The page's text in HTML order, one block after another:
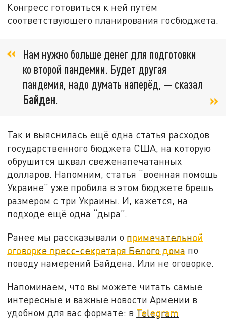
Конгресс готовиться к ней путём
соответствующего планирования госбюджета.
Нам нужно больше денег для подготовки
ко второй пандемии. Будет другая
пандемия, надо думать наперёд, — сказал
Байден.
Так и выяснилась ещё одна статья расходов
государственного бюджета США, на которую
обрушится шквал свеженапечатанных
долларов. Напомним, статья “военная помощь
Украине” уже пробила в этом бюджете брешь
размером с три Украины. И, кажется, на
подходе ещё одна “дыра”.
Ранее мы рассказывали о примечательной
оговорке пресс-секретаря Белого дома по
поводу намерений Байдена. Или не оговорке.
Напоминаем, что вы можете читать самые
интересные и важные новости Армении в
удобном для вас формате: в Telegram